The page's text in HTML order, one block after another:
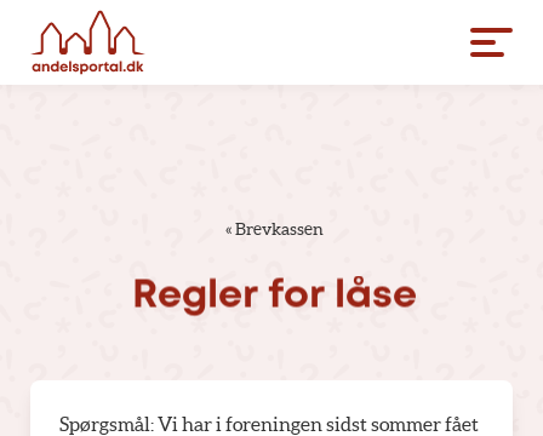
«Brevkassen
Regler for låse
Spørgsmål: Vi har i foreningen sidst sommer fået